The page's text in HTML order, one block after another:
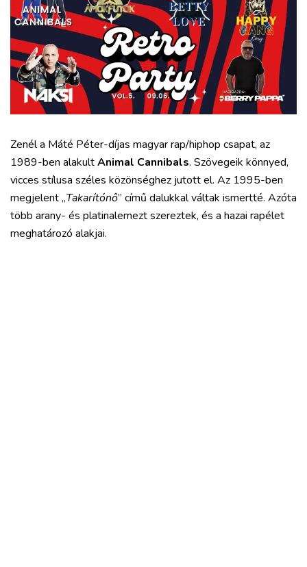
Zenél a Máté Péter-díjas magyar rap/hiphop csapat, az
1989-ben alakultAnimal Cannibals. Szövegeik könnyed,
vicces stílusa széles közönséghez jutott el. Az 1995-ben
megjelent „Takarítónő” című dalukkal váltak ismertté. Azóta
több arany- és platinalemezt szereztek, és a hazai rapélet
meghatározó alakjai.